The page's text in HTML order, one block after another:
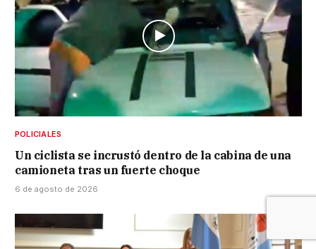
POLICIALES
Un ciclista se incrustó dentro de la cabina de una
camioneta tras un fuerte choque
6 de agosto de 2026